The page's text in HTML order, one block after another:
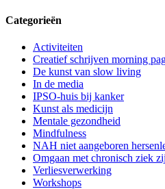
Categorieën
Activiteiten
Creatief schrijven morning
De kunst van slow living
In de media
IPSO-huis bij kanker
Kunst als medicijn
Mentale gezondheid
Mindfulness
NAH niet aangeboren
Omgaan met chronisch ziek
Verliesverwerking
Workshops